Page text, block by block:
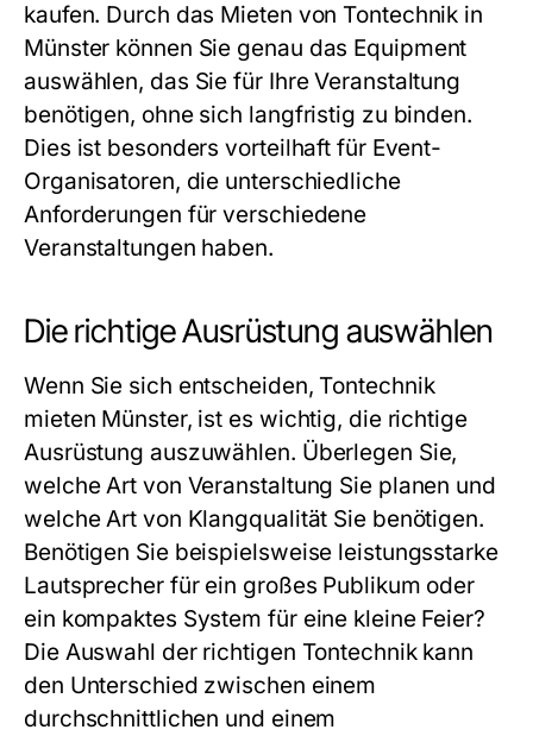
kaufen. Durch das Mieten von Tontechnik in
Münster können Sie genau das Equipment
auswählen, das Sie für Ihre Veranstaltung
benötigen, ohne sich langfristig zu binden.
Dies ist besonders vorteilhaft für Event-
Organisatoren, die unterschiedliche
Anforderungen für verschiedene
Veranstaltungen haben.
Die richtige Ausrüstung auswählen
Wenn Sie sich entscheiden, Tontechnik
mieten Münster, ist es wichtig, die richtige
Ausrüstung auszuwählen. Überlegen Sie,
welche Art von Veranstaltung Sie planen und
welche Art von Klangqualität Sie benötigen.
Benötigen Sie beispielsweise leistungsstarke
Lautsprecher für ein großes Publikum oder
ein kompaktes System für eine kleine Feier?
Die Auswahl der richtigen Tontechnik kann
den Unterschied zwischen einem
durchschnittlichen und einem